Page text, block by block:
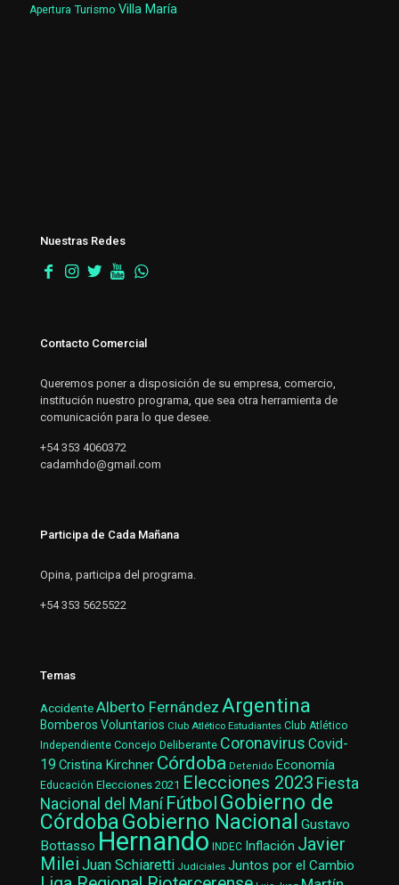
Apertura Turismo Villa María
Nuestras Redes
Contacto Comercial
Queremos poner a disposición de su empresa, comercio,
institución nuestro programa, que sea otra herramienta de
comunicación para lo que desee.
+54 353 4060372
cadamhdo@gmail.com
Participa de Cada Mañana
Opina, participa del programa.
+54 353 5625522
Temas
AccidenteAlberto Fernández Argentina
Bomberos Voluntarios Club Atlético Estudiantes Club Atlético
Independiente Concejo Deliberante Coronavirus Covid-
19 Cristina Kirchner Córdoba Detenido Economía
Educación Elecciones 2021 Elecciones 2023 Fiesta
Nacional del Maní Fútbol Gobierno de
CórdobaGobierno Nacional Gustavo
Bottasso Hernando INDEC Inflación Javier
Milei Juan Schiaretti Judiciales Juntos por el Cambio